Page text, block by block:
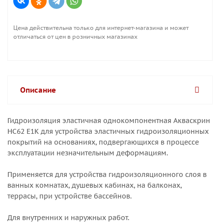
Цена действительна только для интернет-магазина и может
отличаться от цен в розничных магазинах
Описание
Гидроизоляция эластичная однокомпонентная Акваскрин
НС62 Е1K для устройства эластичных гидроизоляционных
покрытий на основаниях, подвергающихся в процессе
эксплуатации незначительным деформациям.
Применяется для устройства гидроизоляционного слоя в
ванныx комнатах, душевых кабинах, на балконах,
террасы, при устройстве бассейнов.
Для внутренних и наружных работ.